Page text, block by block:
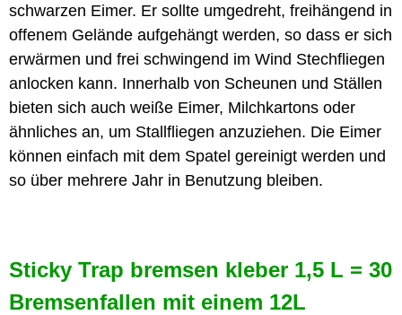
schwarzen Eimer. Er sollte umgedreht, freihängend in
offenem Gelände aufgehängt werden, so dass er sich
erwärmen und frei schwingend im Wind Stechfliegen
anlocken kann. Innerhalb von Scheunen und Ställen
bieten sich auch weiße Eimer, Milchkartons oder
ähnliches an, um Stallfliegen anzuziehen. Die Eimer
können einfach mit dem Spatel gereinigt werden und
so über mehrere Jahr in Benutzung bleiben.
Sticky Trap bremsen kleber 1,5 L = 30
Bremsenfallen mit einem 12L